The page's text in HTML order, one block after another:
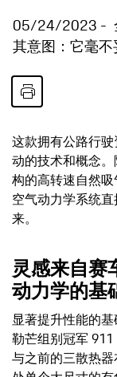
05/24/2023
其意图：它毫不
这款拥有公路行
动的技术和概念
构的高转速自然
空气动力学系统
来。
灵感来自赛
动力学的基
显著提升性能的
勒芒组别冠军 911
与之前的三散热